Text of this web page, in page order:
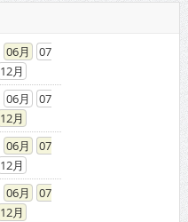
06
07
12
06
07
12
06
07
12
06
07
12